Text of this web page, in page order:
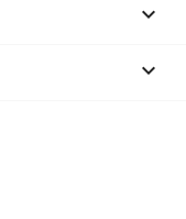

keyboard_arrow_down